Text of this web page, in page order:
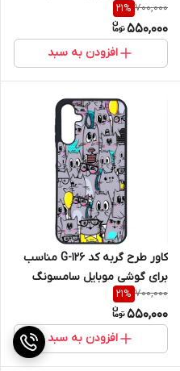
Galaxy A16 4G / A16 5G
700,000
21%
550,000
افزودن به سبد
کاور طرح گربه کد G-126 مناسب
برای گوشی موبایل سامسونگ
Galaxy A16 4G / A16 5G
700,000
21%
550,000
افزودن به سبد